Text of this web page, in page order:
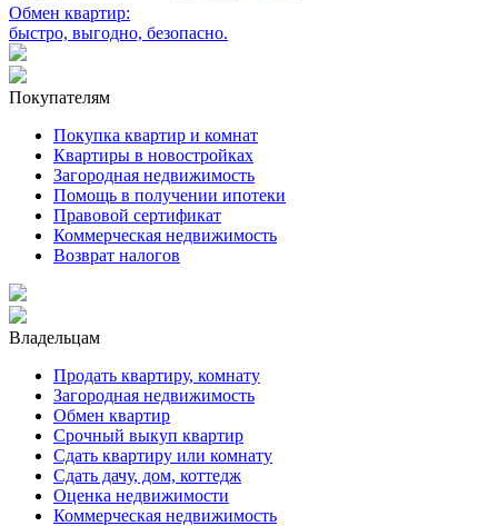
Обмен квартир:
быстро, выгодно, безопасно.
Покупателям
Покупка квартир и комнат
Квартиры в новостройках
Загородная недвижимость
Помощь в получении ипотеки
Правовой сертификат
Коммерческая недвижимость
Возврат налогов
Владельцам
Продать квартиру, комнату
Загородная недвижимость
Обмен квартир
Срочный выкуп квартир
Сдать квартиру или комнату
Сдать дачу, дом, коттедж
Оценка недвижимости
Коммерческая недвижимость